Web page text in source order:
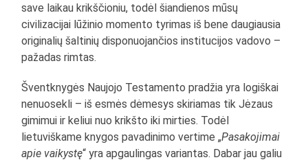
save laikau krikščioniu, todėl šiandienos mūsų
civilizacijai lūžinio momento tyrimas iš bene daugiausia
originalių šaltinių disponuojančios institucijos vadovo –
pažadas rimtas.
Šventknygės Naujojo Testamento pradžia yra logiškai
nenuosekli – iš esmės dėmesys skiriamas tik Jėzaus
gimimui ir keliui nuo krikšto iki mirties. Todėl
lietuviškame knygos pavadinimo vertime „Pasakojimai
apie vaikystę“ yra apgaulingas variantas. Dabar jau galiu